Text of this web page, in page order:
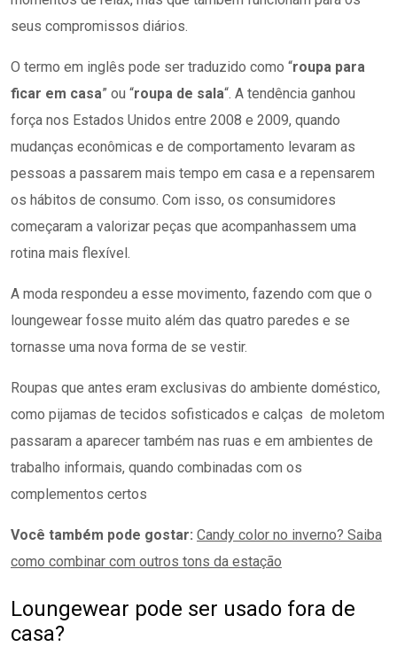
seus compromissos diários.
O termo em inglês pode ser traduzido como “roupa para
ficar em casa” ou “roupa de sala“. A tendência ganhou
força nos Estados Unidos entre 2008 e 2009, quando
mudanças econômicas e de comportamento levaram as
pessoas a passarem mais tempo em casa e a repensarem
os hábitos de consumo. Com isso, os consumidores
começaram a valorizar peças que acompanhassem uma
rotina mais flexível.
A moda respondeu a esse movimento, fazendo com que o
loungewear fosse muito além das quatro paredes e se
tornasse uma nova forma de se vestir.
Roupas que antes eram exclusivas do ambiente doméstico,
como pijamas de tecidos sofisticados e calças de moletom
passaram a aparecer também nas ruas e em ambientes de
trabalho informais, quando combinadas com os
complementos certos
Você também pode gostar: Candy color no inverno? Saiba
como combinar com outros tons da estação
Loungewear pode ser usado fora de
casa?